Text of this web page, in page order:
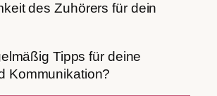
des Zuhörers für dein
Tipps für deine
Kommunikation?